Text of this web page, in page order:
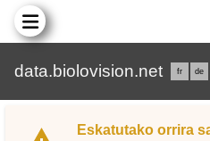
data.biolovision.net fr de
Eskatutako orrira